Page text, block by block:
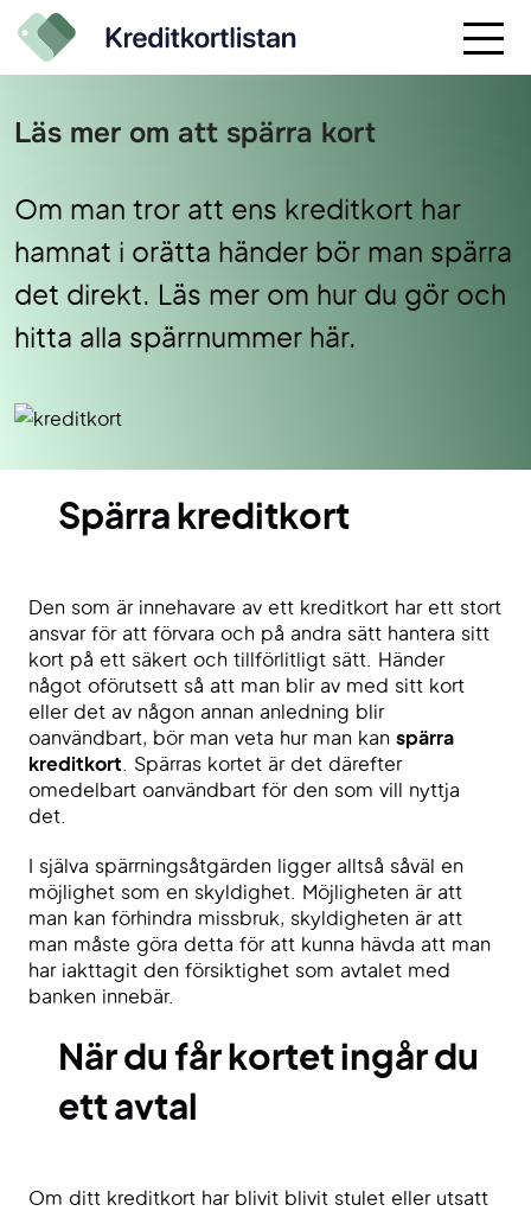
Läs mer om att spärra kort
Om man tror att ens kreditkort har
hamnat i orätta händer bör man spärra
det direkt. Läs mer om hur du gör och
hitta alla spärrnummer här.
Spärra kreditkort
Den som är innehavare av ett kreditkort har ett stort
ansvar för att förvara och på andra sätt hantera sitt
kort på ett säkert och tillförlitligt sätt. Händer
något oförutsett så att man blir av med sitt kort
eller det av någon annan anledning blir
oanvändbart, bör man veta hur man kan spärra
kreditkort. Spärras kortet är det därefter
omedelbart oanvändbart för den som vill nyttja
det.
I själva spärrningsåtgärden ligger alltså såväl en
möjlighet som en skyldighet. Möjligheten är att
man kan förhindra missbruk, skyldigheten är att
man måste göra detta för att kunna hävda att man
har iakttagit den försiktighet som avtalet med
banken innebär.
När du får kortet ingår du
ett avtal
Om ditt kreditkort har blivit blivit stulet eller utsatt